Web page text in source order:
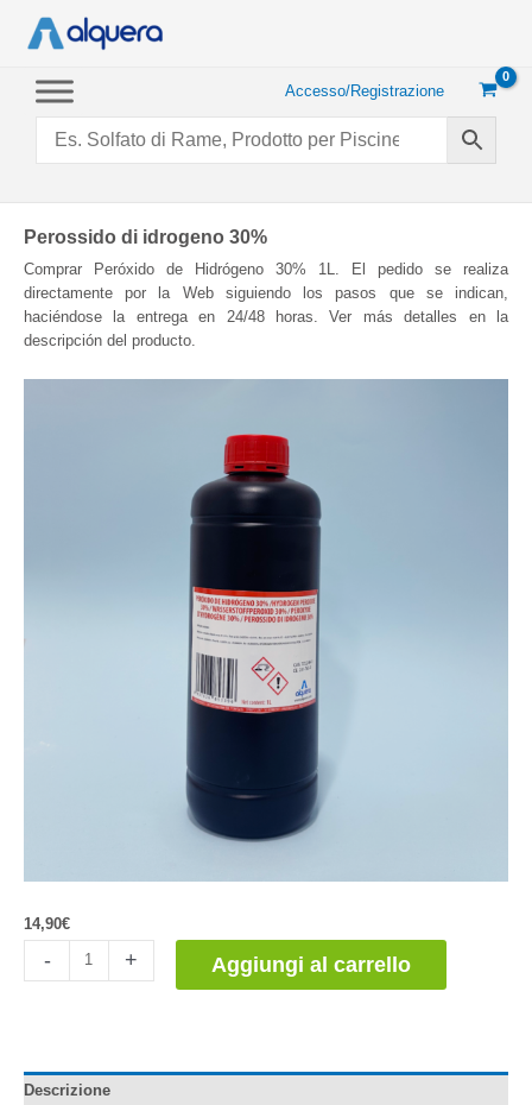
Accesso/Registrazione
Perossido di idrogeno 30%
Comprar Peróxido de Hidrógeno 30% 1L. El pedido se realiza
directamente por la Web siguiendo los pasos que se indican,
haciéndose la entrega en 24/48 horas. Ver más detalles en la
descripción del producto.
14,90€
- + Aggiungi al carrello
Descrizione